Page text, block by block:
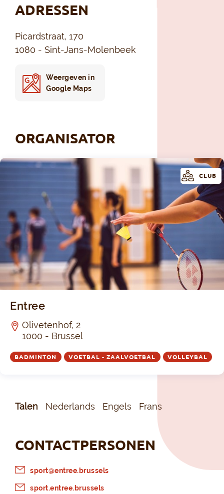
ADRESSEN
Picardstraat, 170
1080 - Sint-Jans-Molenbeek
Weergeven in
Google Maps
ORGANISATOR
CLUB
Entree
Olivetenhof, 2
1000 - Brussel
BADMINTON VOETBAL - ZAALVOETBAL VOLLEYBAL
Talen Nederlands Engels Frans
CONTACTPERSONEN
sport@entree.brussels
sport.entree.brussels